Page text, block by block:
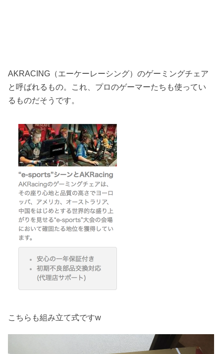
AKRACING（エーケーレーシング）のゲーミングチェア
と呼ばれるもの。これ、プロのゲーマーたちも使ってい
るものだそうです。
こちらも組み立て式ですw